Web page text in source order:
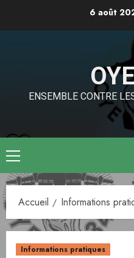
6 août
ENSEMBLE CONTRE
Menu
principal
Accueil Informations
Informations pratiques